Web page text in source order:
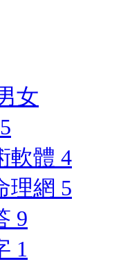
女
軟體 4
理網 5
9
1